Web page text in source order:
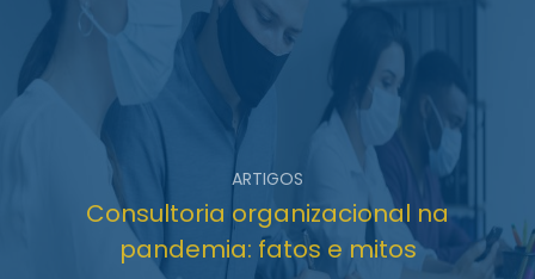
ARTIGOS
Consultoria organizacional na
pandemia: fatos e mitos